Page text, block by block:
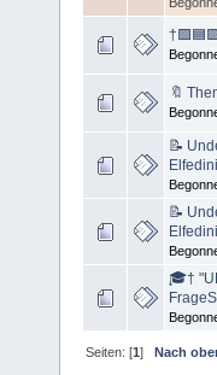
🔖
📝
📝
🎓†
Seiten: [1]Nach